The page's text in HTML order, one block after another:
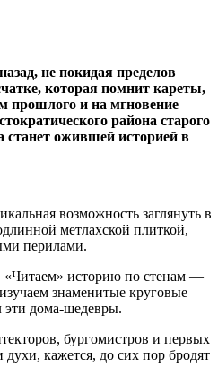
не покидая пределов
которая помнит кареты,
прошлого и на мгновение
района старого
станет ожившей историей в
возможность заглянуть в
метлахской плиткой,
перилами.
«Читаем» историю по стенам —
знаменитые круговые
эти дома-шедевры.
бургомистров и первых
кажется, до сих пор бродят